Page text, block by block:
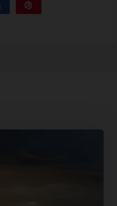
Share